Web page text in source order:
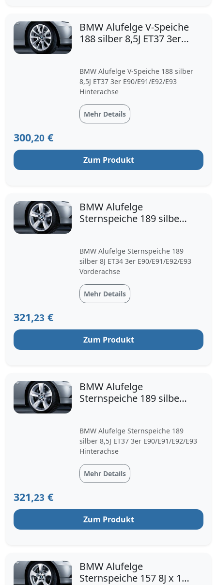
BMW Alufelge V-Speiche
188 silber 8,5J ET37 3er
BMW Alufelge V-Speiche 188 silber
8,5J ET37 3er E90/E91/E92/E93
Hinterachse
Mehr Details
300,20 €
Zum Produkt
BMW Alufelge
Sternspeiche 189 silber
BMW Alufelge Sternspeiche 189
silber 8J ET34 3er E90/E91/E92/E93
Vorderachse
Mehr Details
321,23 €
Zum Produkt
BMW Alufelge
Sternspeiche 189 silber
BMW Alufelge Sternspeiche 189
silber 8,5J ET37 3er E90/E91/E92/E93
Hinterachse
Mehr Details
321,23 €
Zum Produkt
BMW Alufelge
Sternspeiche 157 8J x 17